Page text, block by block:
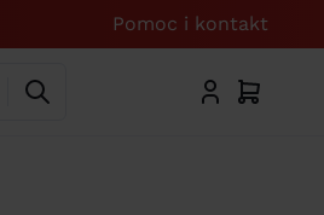
Pomoc i kontakt